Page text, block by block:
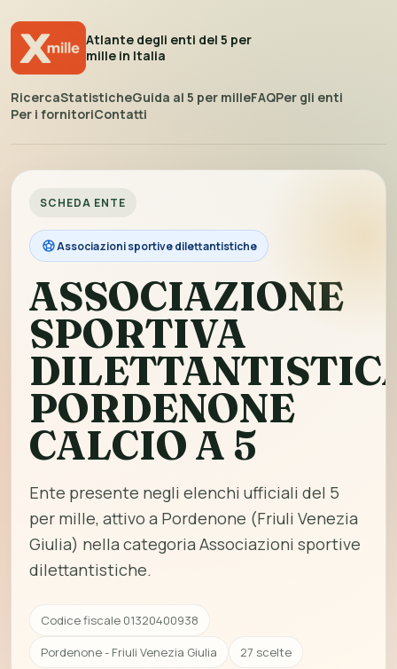
Atlante degli enti del 5 per
mille in Italia
RicercaStatisticheGuida al 5 per milleFAQPer gli enti
Per i fornitoriContatti
SCHEDA ENTE
Associazioni sportive dilettantistiche
ASSOCIAZIONE
SPORTIVA
PORDENONE
CALCIO A 5
Ente presente negli elenchi ufficiali del 5
per mille, attivo a Pordenone (Friuli Venezia
Giulia) nella categoria Associazioni sportive
dilettantistiche.
Codice fiscale 01320400938
Pordenone - Friuli Venezia Giulia
27 scelte